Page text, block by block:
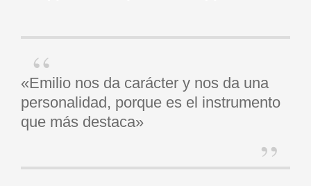
«Emilio nos da carácter y nos da una
personalidad, porque es el instrumento
que más destaca»